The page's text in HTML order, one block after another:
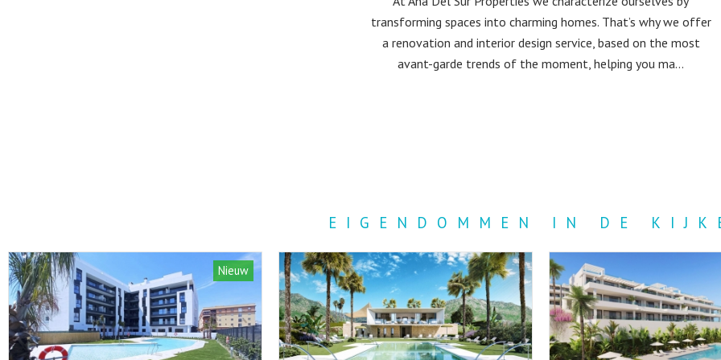
transforming spaces into charming homes. That’s why we offer
a renovation and interior design service, based on the most
avant-garde trends of the moment, helping you ma...
EIGENDOMMEN IN DE
Nieuw